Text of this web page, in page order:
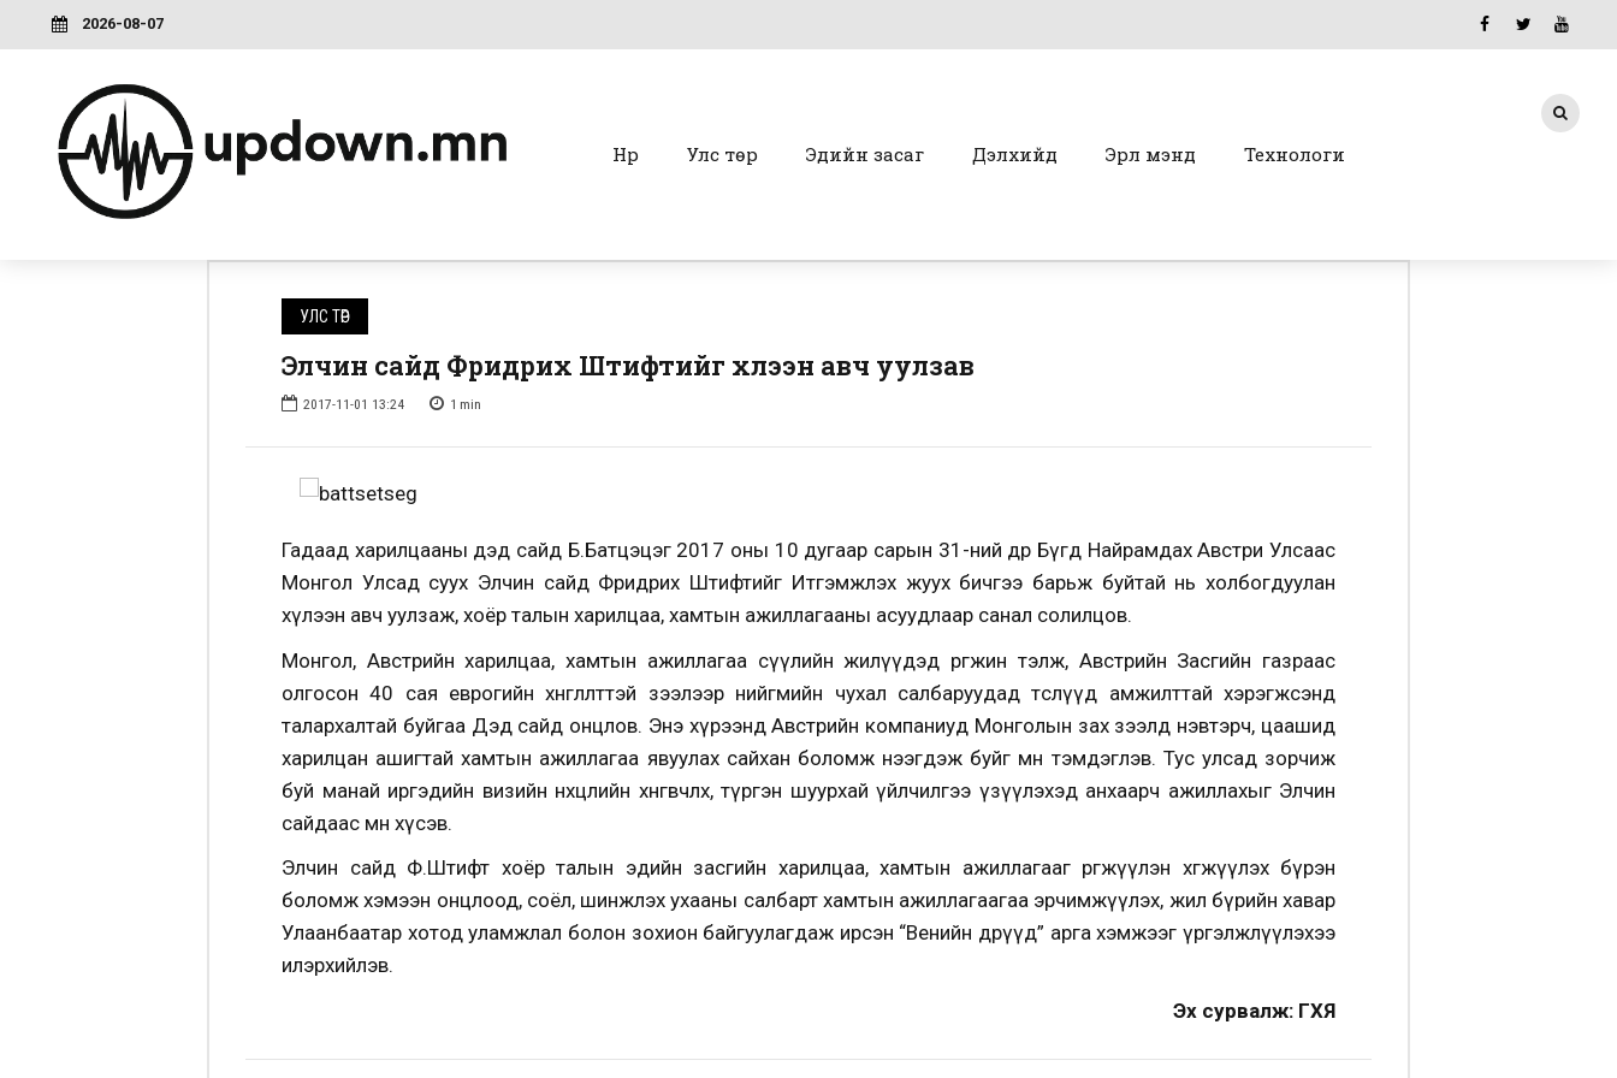
2026-08-07
Нүүр Улс төр Эдийн засаг Дэлхийд Эрүүл мэнд Технологи
УЛС ТӨР
Элчин сайд Фридрих Штифтийг хүлээн авч уулзав
2017-11-01 13:24 1 min
Гадаад харилцааны дэд сайд Б.Батцэцэг 2017 оны 10 дугаар сарын 31-ний өдөр Бүгд Найрамдах Австри Улсаас
Монгол Улсад суух Элчин сайд Фридрих Штифтийг Итгэмжлэх жуух бичгээ барьж буйтай нь холбогдуулан
хүлээн авч уулзаж, хоёр талын харилцаа, хамтын ажиллагааны асуудлаар санал солилцов.
Монгол, Австрийн харилцаа, хамтын ажиллагаа сүүлийн жилүүдэд өргөжин тэлж, Австрийн Засгийн газраас
олгосон 40 сая еврогийн хөнгөлөлттэй зээлээр нийгмийн чухал салбаруудад төслүүд амжилттай хэрэгжсэнд
талархалтай буйгаа Дэд сайд онцлов. Энэ хүрээнд Австрийн компаниуд Монголын зах зээлд нэвтэрч, цаашид
харилцан ашигтай хамтын ажиллагаа явуулах сайхан боломж нээгдэж буйг мөн тэмдэглэв. Тус улсад зорчиж
буй манай иргэдийн визийн нөхцөлийн хөнгөвчлөх, түргэн шуурхай үйлчилгээ үзүүлэхэд анхаарч ажиллахыг Элчин
сайдаас мөн хүсэв.
Элчин сайд Ф.Штифт хоёр талын эдийн засгийн харилцаа, хамтын ажиллагааг өргөжүүлэн хөгжүүлэх бүрэн
боломж хэмээн онцлоод, соёл, шинжлэх ухааны салбарт хамтын ажиллагаагаа эрчимжүүлэх, жил бүрийн хавар
Улаанбаатар хотод уламжлал болон зохион байгуулагдаж ирсэн “Венийн өдрүүд” арга хэмжээг үргэлжлүүлэхээ
илэрхийлэв.
Эх сурвалж: ГХЯ